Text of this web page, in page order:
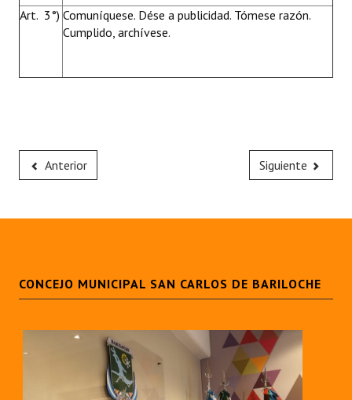
Art. 3°) Comuníquese. Dése a publicidad. Tómese razón.
Cumplido, archívese.
Anterior Siguiente
CONCEJO MUNICIPAL SAN CARLOS DE BARILOCHE